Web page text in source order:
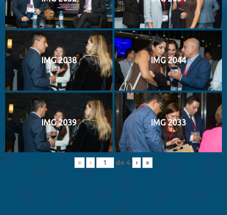
IMG 2038 IMG 2044
IMG 2039 IMG 2033
« ‹ de 4 › »